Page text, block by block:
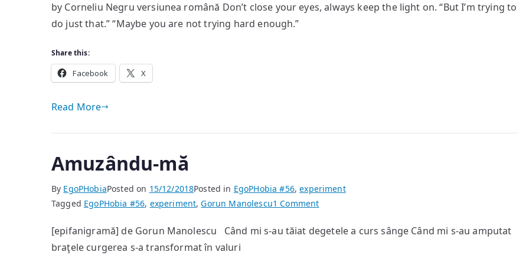
Blink
by Corneliu Negru versiunea română Don’t close your eyes, always keep the light on. “But I’m trying to
do just that.” “Maybe you are not trying hard enough.”
Share this:
Facebook X
Read More
Amuzându-mă
By EgoPHobiaPosted on 15/12/2018Posted in EgoPHobia #56,experiment
Tagged EgoPHobia #56, experiment,Gorun Manolescu1 Commenton
mă
[epifanigramă] de Gorun Manolescu Când mi s-au tăiat degetele a curs sânge Când mi s-au amputat
braţele curgerea s-a transformat în valuri